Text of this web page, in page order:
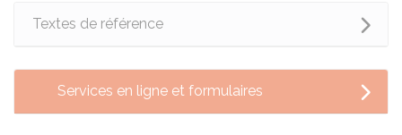
Textes de référence
Services en ligne et formulaires